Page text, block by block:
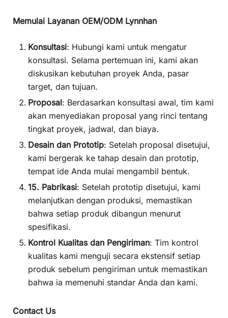
Memulai Layanan OEM/ODM Lynnhan
Konsultasi: Hubungi kami untuk mengatur
konsultasi. Selama pertemuan ini, kami akan
diskusikan kebutuhan proyek Anda, pasar
target, dan tujuan.
Proposal: Berdasarkan konsultasi awal, tim kami
akan menyediakan proposal yang rinci tentang
tingkat proyek, jadwal, dan biaya.
Desain dan Prototip: Setelah proposal disetujui,
kami bergerak ke tahap desain dan prototip,
tempat ide Anda mulai mengambil bentuk.
15. Pabrikasi: Setelah prototip disetujui, kami
melanjutkan dengan produksi, memastikan
bahwa setiap produk dibangun menurut
spesifikasi.
Kontrol Kualitas dan Pengiriman: Tim kontrol
kualitas kami menguji secara ekstensif setiap
produk sebelum pengiriman untuk memastikan
bahwa ia memenuhi standar Anda dan kami.
Contact Us